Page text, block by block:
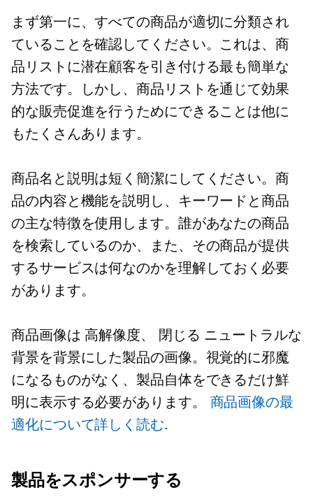
まず第一に、すべての商品が適切に分類され
ていることを確認してください。これは、商
品リストに潜在顧客を引き付ける最も簡単な
方法です。しかし、商品リストを通じて効果
的な販売促進を行うためにできることは他に
もたくさんあります。
商品名と説明は短く簡潔にしてください。商
品の内容と機能を説明し、キーワードと商品
の主な特徴を使用します。誰があなたの商品
を検索しているのか、また、その商品が提供
するサービスは何なのかを理解しておく必要
があります。
商品画像は 高解像度、 閉じる ニュートラルな
背景を背景にした製品の画像。視覚的に邪魔
になるものがなく、製品自体をできるだけ鮮
明に表示する必要があります。 商品画像の最
適化について詳しく読む.
製品をスポンサーする